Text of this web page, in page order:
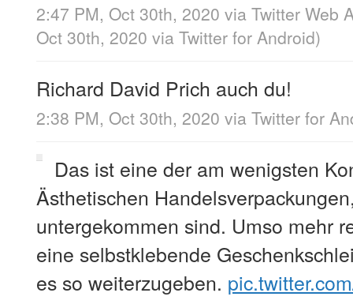
2:47 PM, Oct 30th, 2020 via Twitter Web
Oct 30th, 2020 via Twitter for Android)
Richard David Prich auch du!
2:38 PM, Oct 30th, 2020 via Twitter for
Das ist eine der am wenigsten
Ästhetischen
untergekommen sind. Umso mehr
eine selbstklebende
es so weiterzugeben.